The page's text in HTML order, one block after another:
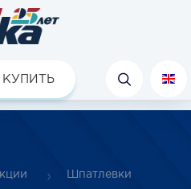
КУПИТЬ
Шпатлевки